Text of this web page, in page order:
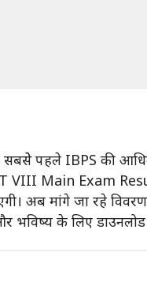
सबसेे पहले IBPS की
Main Exam
मांगे जा रहे विवरण
भविष्य के लिए